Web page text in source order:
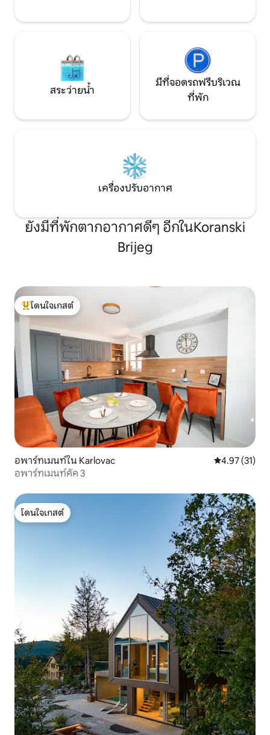
สระว่ายน้ำ
มีที่จอดรถฟรีบริเวณ
ที่พัก
เครื่องปรับอากาศ
ยังมีที่พักตากอากาศดีๆ อีกในKoranski
Brijeg
โดนใจเกสต์ที่สุด
โดนใจเกสต์
อพาร์ทเมนท์ใน Karlovac คะแนนเฉลี่ย
4.97 (31)
อพาร์ทเมนท์คัค 3
โดนใจเกสต์
โดนใจเกสต์